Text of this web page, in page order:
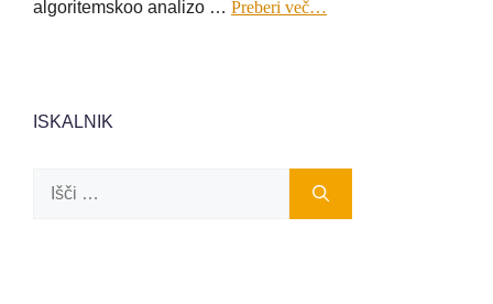
algoritemskoo analizo … Preberi več…
ISKALNIK